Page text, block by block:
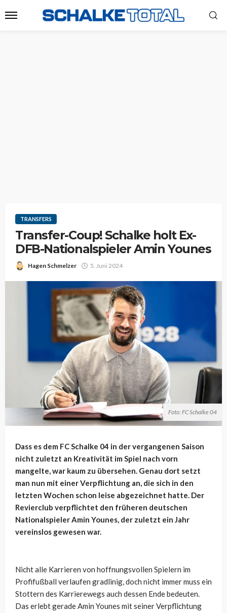
TRANSFERS
Transfer-Coup! Schalke holt Ex-
DFB-Nationalspieler Amin Younes
Hagen Schmelzer 5. Juni 2024
Foto: FC Schalke 04
Dass es dem FC Schalke 04 in der vergangenen Saison
nicht zuletzt an Kreativität im Spiel nach vorn
mangelte, war kaum zu übersehen. Genau dort setzt
man nun mit einer Verpflichtung an, die sich in den
letzten Wochen schon leise abgezeichnet hatte. Der
Revierclub verpflichtet den früheren deutschen
Nationalspieler Amin Younes, der zuletzt ein Jahr
vereinslos gewesen war.
Nicht alle Karrieren von hoffnungsvollen Spielern im
Profifußball verlaufen gradlinig, doch nicht immer muss ein
Stottern des Karrierewegs auch dessen Ende bedeuten.
Das erlebt gerade Amin Younes mit seiner Verpflichtung